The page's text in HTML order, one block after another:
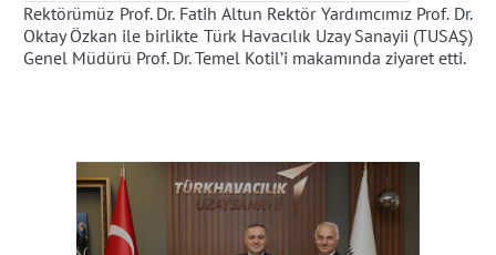
Rektörümüz Prof. Dr. Fatih Altun Rektör Yardımcımız Prof. Dr.
Oktay Özkan ile birlikte Türk Havacılık Uzay Sanayii (TUSAŞ)
Genel Müdürü Prof. Dr. Temel Kotil’i makamında ziyaret etti.